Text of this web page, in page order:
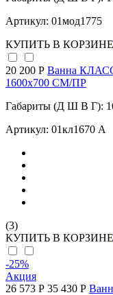
Артикул: 01мод1775
КУПИТЬ В КОРЗИНЕ
20 200 Р Ванна
1600х700 СМ/ПР
Габариты (Д Ш В Г):
Артикул: 01кл1670 А
(3)
КУПИТЬ В КОРЗИНЕ
-25%
Акция
26 573 Р 35 430 Р